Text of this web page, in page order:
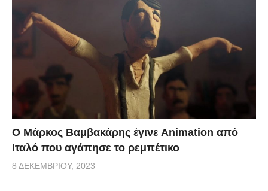
Ο Μάρκος Βαμβακάρης έγινε Αnimation από
Ιταλό που αγάπησε το ρεμπέτικο
8 ΔΕΚΕΜΒΡΊΟΥ, 2023